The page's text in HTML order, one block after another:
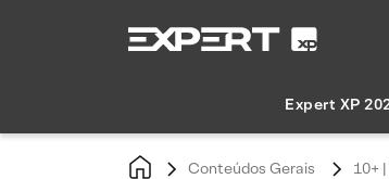
Expert XP
Conteúdos Gerais 10+